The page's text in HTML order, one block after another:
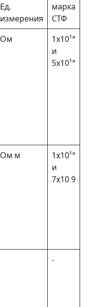
Ед.
измерения
марка
СТФ
Ом
1х10¹°
и
5х10¹°
Ом м
1х10¹°
и
7х10 9
-